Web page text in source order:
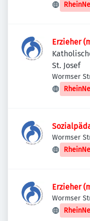
Erzieher
St. Josef
Wormser
Wormser
Erzieher
Wormser